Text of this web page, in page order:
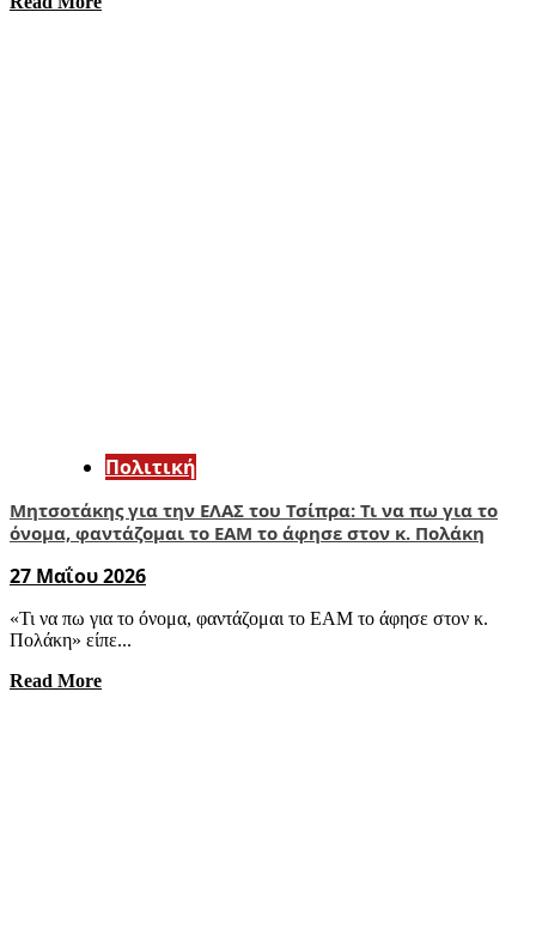
Πολιτική
Μητσοτάκης για την ΕΛΑΣ του Τσίπρα: Τι να πω για το
όνομα, φαντάζομαι το ΕΑΜ το άφησε στον κ. Πολάκη
27 Μαΐου 2026
«Τι να πω για το όνομα, φαντάζομαι το ΕΑΜ το άφησε στον κ.
Πολάκη» είπε...
Read More